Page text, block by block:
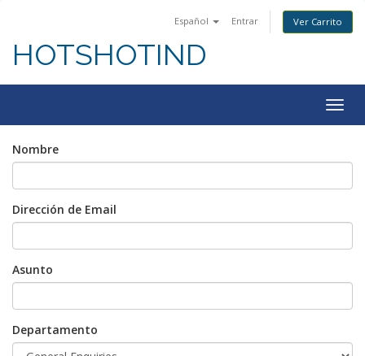
Español Entrar Ver Carrito
HOTSHOTIND
Nombre
Dirección de Email
Asunto
Departamento